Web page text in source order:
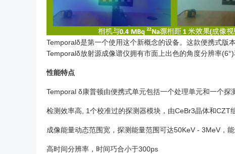
Temporalδ是第一个使用这个新概念的设备。这款便携式版
Temporalδ放射源成像谱仪拥有市面上出色的角度分辨率
性能特点
Temporal δ康普顿由便携式单元包括一个处理单元和一个探
检测效率高, 1个校准过的探测器模块，由CeBr3晶体和CZT
成像能量动态范围宽，探测能量范围可达50KeV - 3MeV，
高时间分辨率，时间巧合小于300ps